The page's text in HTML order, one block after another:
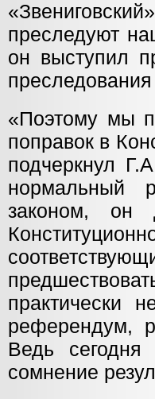
преследуют
он выступил
«Поэтому мы
поправок в
подчеркнул
нормальный
законом, он
практически
референдум,
Ведь
сомнение